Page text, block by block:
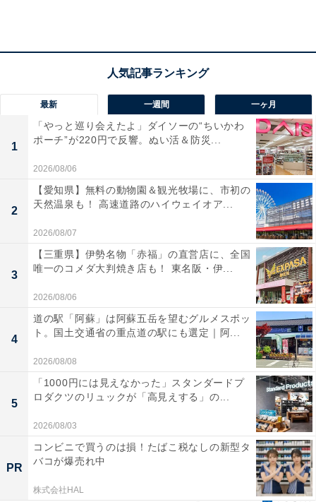
よって味が変わってきますよね。今回使用する焼きそば
は、「日清焼そばU.F.O. 濃い濃い濃厚ソース！」。きっ
と日清焼きそばU.F.O.を使うことによって再現ができ
る！と筆者は考えました。
材料を用意
最新 一週間 一ヶ月
1
「やっと巡り会えたよ」ダイソーの“ちいかわ
ポーチ”が220円で反響。ぬい活＆防災...
2026/08/06
2
【愛知県】無料の動物園＆観光牧場に、市初の
天然温泉も！ 高速道路のハイウェイオア...
2026/08/07
3
【三重県】伊勢名物「赤福」の直営店に、全国
唯一のコメダ大判焼き店も！ 東名阪・伊...
2026/08/06
4
道の駅「阿蘇」は阿蘇五岳を望むグルメスポッ
ト。国土交通省の重点道の駅にも選定｜阿...
2026/08/08
5
「1000円には見えなかった」スタンダードプ
ロダクツのリュックが「高見えする」の...
2026/08/03
PR
コンビニで買うのは損！たばこ税なしの新型タ
バコが爆売れ中
株式会社HAL